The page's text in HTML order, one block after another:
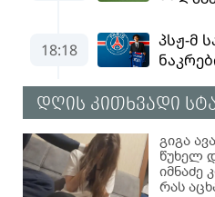
დღის კითხვადი
გიგა
წუხელ
იმნაძე
რას